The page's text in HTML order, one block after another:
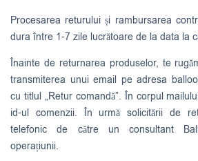
Procesarea returului și rambursarea
dura între 1-7 zile lucrătoare de la data la
Înainte de returnarea produselor, te
transmiterea unui email pe adresa
cu titlul „Retur comandă”. În corpul
id-ul comenzii. În urmă solicitării de
telefonic de către un consultant
operațiunii.